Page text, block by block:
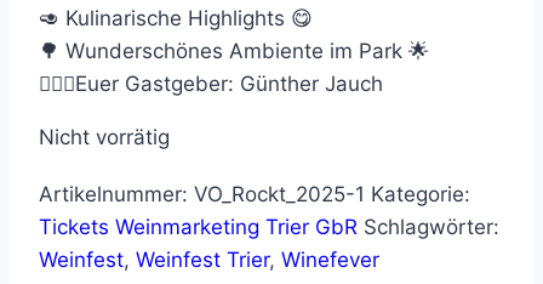
🥑 Kulinarische Highlights 😋
🌳 Wunderschönes Ambiente im Park 🌟
🤵🏼‍♂️Euer Gastgeber: Günther Jauch
Nicht vorrätig
Artikelnummer: VO_Rockt_2025-1 Kategorie:
Tickets Weinmarketing Trier GbR Schlagwörter:
Weinfest, Weinfest Trier, Winefever